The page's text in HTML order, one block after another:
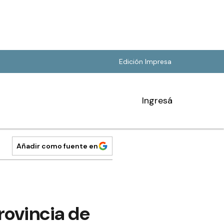
Edición Impresa
Ingresá
Añadir como fuente en
de